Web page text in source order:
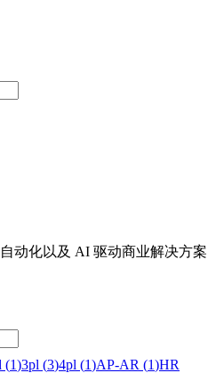
动化以及 AI 驱动商业解决方案
(1)3pl (3)4pl (1)AP-AR (1)HR